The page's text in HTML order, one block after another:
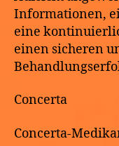
Informationen,
eine
einen sicheren
Concerta
Concerta-